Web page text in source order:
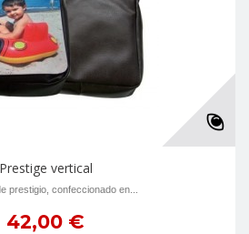
Prestige vertical
prestigio, confeccionado en...
42,00 €